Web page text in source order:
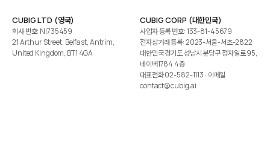
CUBIG LTD (영국)
회사 번호: NI735459
21 Arthur Street, Belfast, Antrim,
United Kingdom, BT1 4GA
CUBIG CORP (대한민국)
사업자 등록 번호: 133-81-45679
전자상거래 등록: 2023-서울-서초-2822
대한민국 경기도 성남시 분당구 정자일로 95,
네이버1784 4층
대표전화02-582-1113 · 이메일
contact@cubig.ai